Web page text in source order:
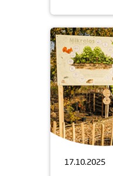
17.10.2025